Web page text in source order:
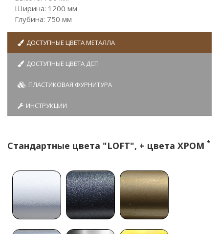
Ширина: 1200 мм
Глубина: 750 мм
ДОСТУПНЫЕ ЦВЕТА МЕТАЛЛА
ДОСТУПНЫЕ ЦВЕТА ДСП
ПЛАСТИКОВАЯ ФУРНИТУРА
ИНСТРУКЦИИ
Стандартные цвета "LOFT", + цвета ХРОМ *